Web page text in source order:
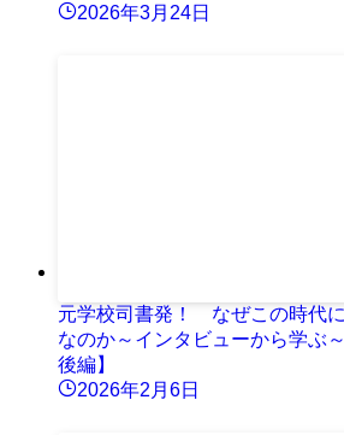
2026年3月24日
元学校司書発！ なぜこの時代
なのか～インタビューから学ぶ
後編】
2026年2月6日